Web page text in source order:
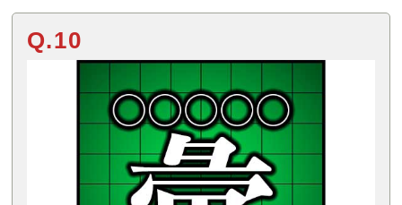
Q.10